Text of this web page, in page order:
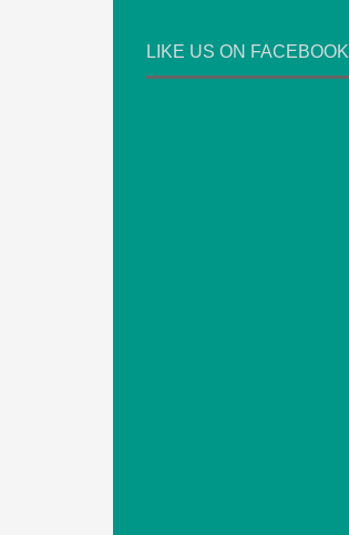
LIKE US ON FACEBOOK